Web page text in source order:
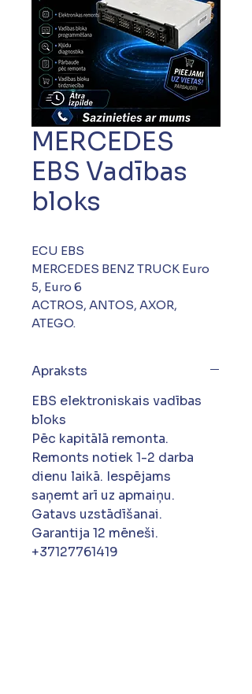
MERCEDES
EBS Vadības
bloks
ECU EBS
MERCEDES BENZ TRUCK Euro
5, Euro 6
ACTROS, ANTOS, AXOR,
ATEGO.
Apraksts
EBS elektroniskais vadības
bloks
Pēc kapitālā remonta.
Remonts notiek 1-2 darba
dienu laikā. Iespējams
saņemt arī uz apmaiņu.
Gatavs uzstādīšanai.
Garantija 12 mēneši.
+37127761419